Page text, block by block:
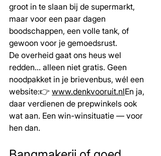
groot in te slaan bij de supermarkt,
maar voor een paar dagen
boodschappen, een volle tank, of
gewoon voor je gemoedsrust.
De overheid gaat ons heus wel
redden… alleen niet gratis. Geen
noodpakket in je brievenbus, wél een
website:👉 www.denkvooruit.nlEn ja,
daar verdienen de prepwinkels ook
wat aan. Een win-winsituatie — voor
hen dan.